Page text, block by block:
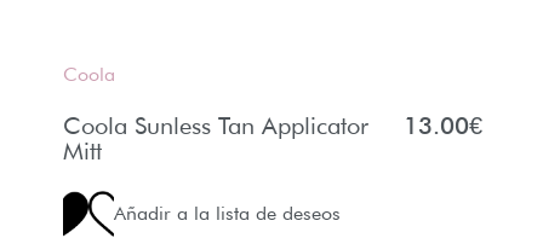
Coola
Coola Sunless Tan Applicator
Mitt
13.00€
Añadir a la lista de deseos